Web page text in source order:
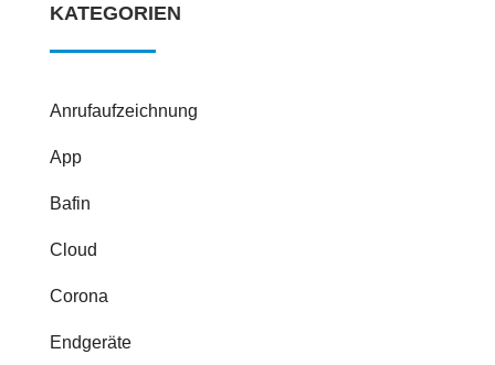
KATEGORIEN
Anrufaufzeichnung
App
Bafin
Cloud
Corona
Endgeräte